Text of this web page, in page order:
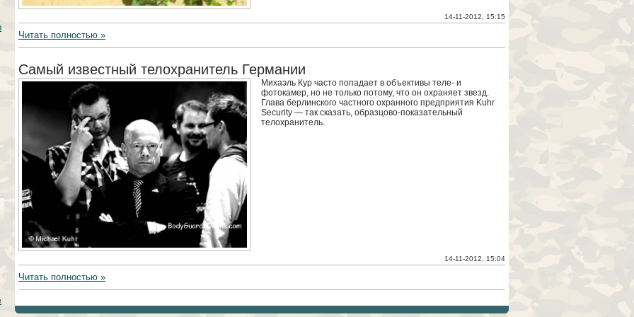
14-11-2012, 15:15
Читать полностью »
14-11-2012, 15:04
Самый известный телохранитель Германии
Михаэль Кур часто попадает в объективы теле- и
фотокамер, но не только потому, что он охраняет звезд.
Глава берлинского частного охранного предприятия Kuhr
Security — так сказать, образцово-показательный
телохранитель.
Читать полностью »